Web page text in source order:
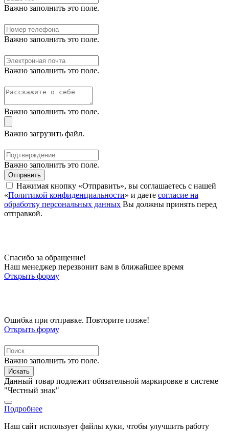
Важно заполнить это поле.
Важно заполнить это поле.
Важно заполнить это поле.
Важно заполнить это поле.
Важно загрузить файл.
Важно заполнить это поле.
Отправить
Нажимая кнопку «Отправить», вы соглашаетесь с нашей
«Политикой конфиденциальности» и даете согласие на
обработку персональных данных Вы должны принять перед
отправкой.
Спасибо за обращение!
Наш менеджер перезвонит вам в ближайшее время
Открыть форму
Ошибка при отправке. Повторите позже!
Открыть форму
Важно заполнить это поле.
Искать
Данный товар подлежит обязательной маркировке в системе
"Честный знак"
Подробнее
Наш сайт использует файлы куки, чтобы улучшить работу